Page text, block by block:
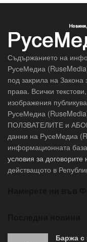
Съдържанието на
РусеМедиа
под закрила на Закона
права. Всички
изображения
РусеМедиа
ПОЛЗВАТЕЛИТЕ и
данни на РусеМедиа
информационната
условия за
действащото в
Баржа с